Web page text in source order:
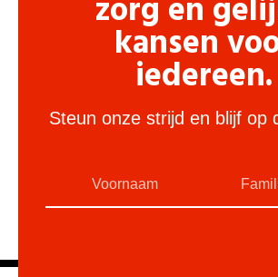
zorg en
kansen
iedereen.
Steun onze strijd en blijf op